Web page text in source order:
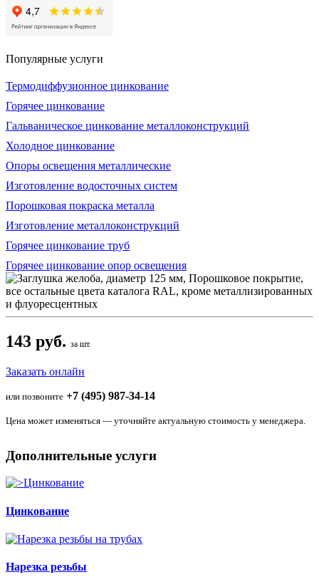
Популярные услуги
Термодиффузионное цинкование
Горячее цинкование
Гальваническое цинкование металлоконструкций
Холодное цинкование
Опоры освещения металлические
Изготовление водосточных систем
Порошковая покраска металла
Изготовление металлоконструкций
Горячее цинкование труб
Горячее цинкование опор освещения
143 руб. за шт.
Заказать онлайн
или позвоните +7 (495) 987-34-14
Цена может изменяться — уточняйте актуальную стоимость у менеджера.
Дополнительные услуги
Цинкование
Нарезка резьбы